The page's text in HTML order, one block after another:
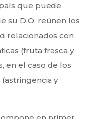
que puede
su D.O. reúnen los
relacionados con
(fruta fresca y
en el caso de los
y